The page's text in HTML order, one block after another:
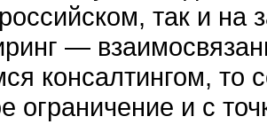
так и на
—
консалтингом, то
ограничение и с